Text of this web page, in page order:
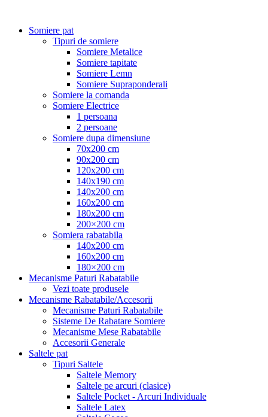
Somiere pat
Tipuri de somiere
Somiere Metalice
Somiere tapitate
Somiere Lemn
Somiere Supraponderali
Somiere la comanda
Somiere Electrice
1 persoana
2 persoane
Somiere dupa dimensiune
70x200 cm
90x200 cm
120x200 cm
140x190 cm
140x200 cm
160x200 cm
180x200 cm
200×200 cm
Somiera rabatabila
140x200 cm
160x200 cm
180×200 cm
Mecanisme Paturi Rabatabile
Vezi toate produsele
Mecanisme Rabatabile/Accesorii
Mecanisme Paturi Rabatabile
Sisteme De Rabatare Somiere
Mecanisme Mese Rabatabile
Accesorii Generale
Saltele pat
Tipuri Saltele
Saltele Memory
Saltele pe arcuri (clasice)
Saltele Pocket - Arcuri Individuale
Saltele Latex